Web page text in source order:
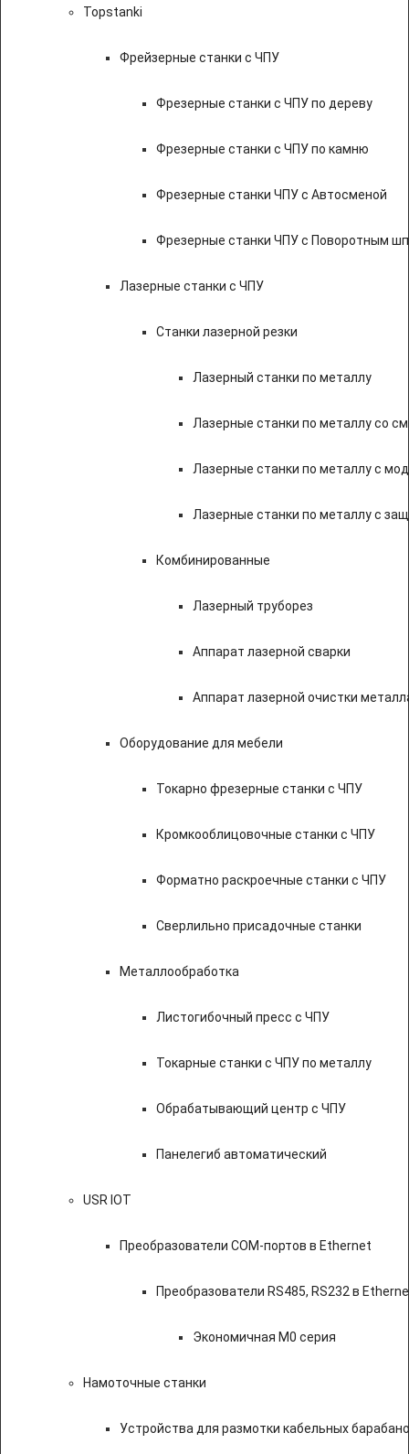
Topstanki
Фрейзерные станки с ЧПУ
Фрезерные станки с ЧПУ по дереву
Фрезерные станки с ЧПУ по камню
Фрезерные станки ЧПУ с Автосменой
Фрезерные станки ЧПУ с Поворотным
Лазерные станки с ЧПУ
Станки лазерной резки
Лазерный станки по металлу
Лазерные станки по металлу со
Лазерные станки по металлу с
Лазерные станки по металлу с
Комбинированные
Лазерный труборез
Аппарат лазерной сварки
Аппарат лазерной очистки
Оборудование для мебели
Токарно фрезерные станки с ЧПУ
Кромкооблицовочные станки с ЧПУ
Форматно раскроечные станки с ЧПУ
Сверлильно присадочные станки
Металлообработка
Листогибочный пресс с ЧПУ
Токарные станки с ЧПУ по металлу
Обрабатывающий центр с ЧПУ
Панелегиб автоматический
USR IOT
Преобразователи COM-портов в Ethernet
Преобразователи RS485, RS232 в
Экономичная M0 серия
Намоточные станки
Устройства для размотки кабельных